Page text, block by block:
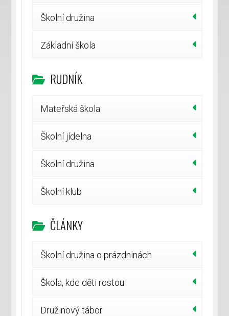
Školní družina
Základní škola
RUDNÍK
Mateřská škola
Školní jídelna
Školní družina
Školní klub
ČLÁNKY
Školní družina o prázdninách
Škola, kde děti rostou
Družinový tábor